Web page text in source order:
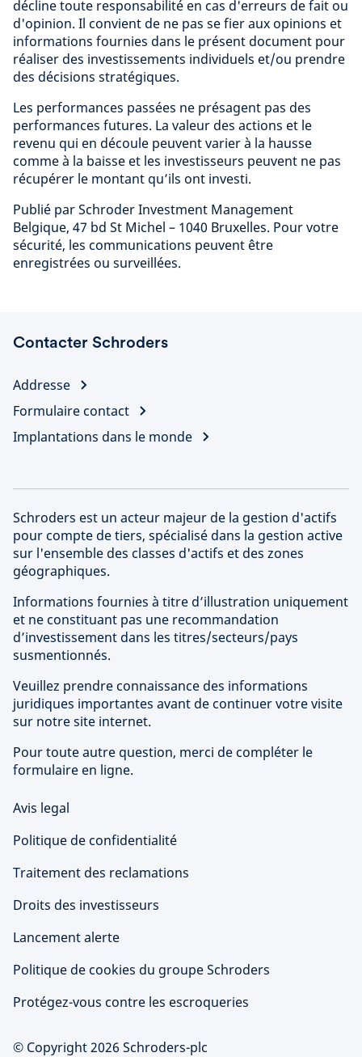
décline toute responsabilité en cas d'erreurs de fait ou
d'opinion. Il convient de ne pas se fier aux opinions et
informations fournies dans le présent document pour
réaliser des investissements individuels et/ou prendre
des décisions stratégiques.
Les performances passées ne présagent pas des
performances futures. La valeur des actions et le
revenu qui en découle peuvent varier à la hausse
comme à la baisse et les investisseurs peuvent ne pas
récupérer le montant qu’ils ont investi.
Publié par Schroder Investment Management
Belgique, 47 bd St Michel – 1040 Bruxelles. Pour votre
sécurité, les communications peuvent être
enregistrées ou surveillées.
Contacter Schroders
Addresse
Formulaire contact
Implantations dans le monde
Schroders est un acteur majeur de la gestion d'actifs
pour compte de tiers, spécialisé dans la gestion active
sur l'ensemble des classes d'actifs et des zones
géographiques.
Informations fournies à titre d’illustration uniquement
et ne constituant pas une recommandation
d’investissement dans les titres/secteurs/pays
susmentionnés.
Veuillez prendre connaissance des informations
juridiques importantes avant de continuer votre visite
sur notre site internet.
Pour toute autre question, merci de compléter le
formulaire en ligne.
Avis legal
Politique de confidentialité
Traitement des reclamations
Droits des investisseurs
Lancement alerte
Politique de cookies du groupe Schroders
Protégez-vous contre les escroqueries
© Copyright 2026 Schroders-plc